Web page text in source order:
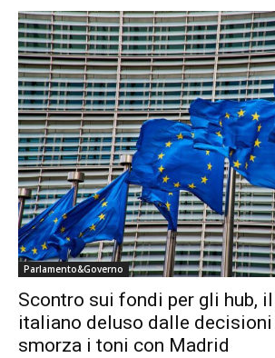
Parlamento&Governo
Scontro sui fondi per gli hub,
italiano deluso dalle decisioni
smorza i toni con Madrid